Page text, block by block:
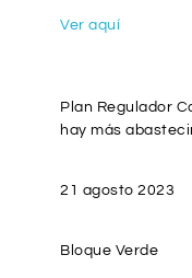
Ver aquí
Plan Regulador
hay más
21 agosto 2023
Bloque Verde